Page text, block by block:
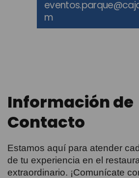
m
Información de
Contacto
Estamos aquí para atender
de tu experiencia en el
extraordinario. ¡Comunícate